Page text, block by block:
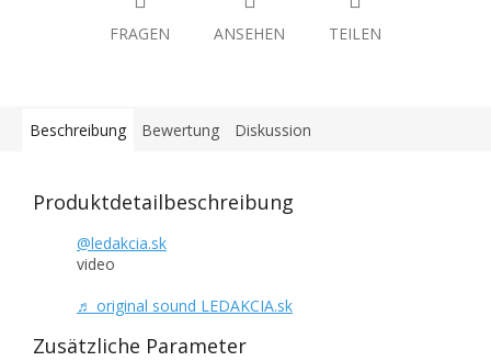
FRAGEN ANSEHEN TEILEN
Beschreibung Bewertung Diskussion
Produktdetailbeschreibung
@ledakcia.sk
video
♬ original sound LEDAKCIA.sk
Zusätzliche Parameter